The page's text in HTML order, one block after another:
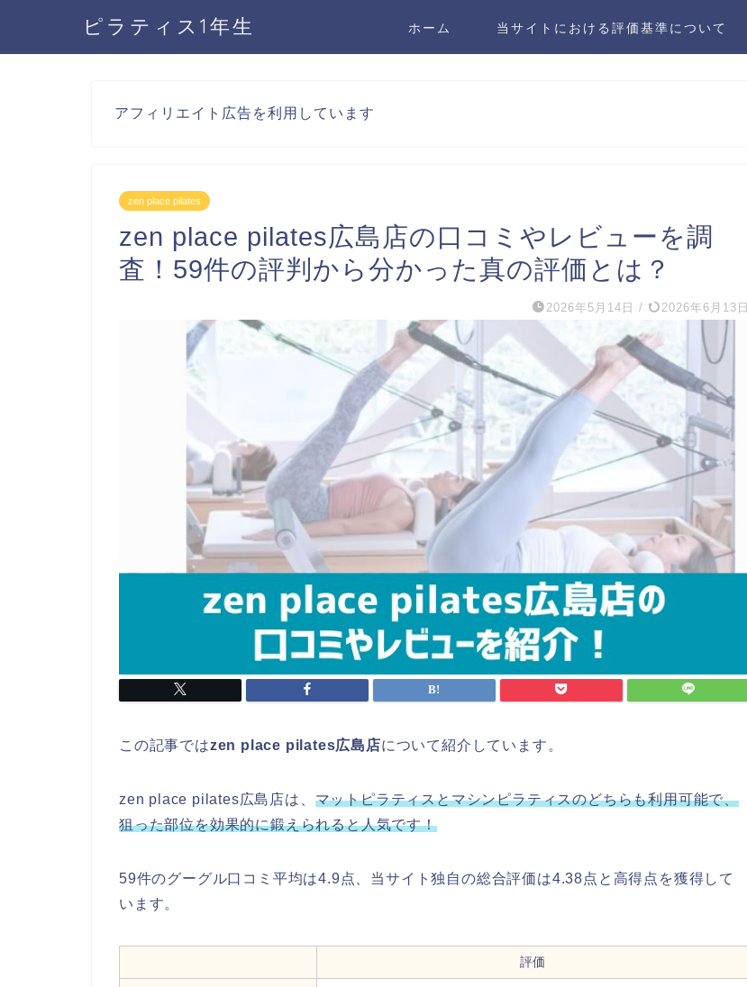
ピラティス1年生 ホーム 当サイトにおける評価基準について
アフィリエイト広告を利用しています
zen place pilates
zen place pilates広島店の口コミやレビューを調
査！59件の評判から分かった真の評価とは？
2026年5月14日 / 2026年6月13日
この記事ではzen place pilates広島店について紹介しています。
zen place pilates広島店は、 マットピラティスとマシンピラティスのどちらも利用可能で、
狙った部位を効果的に鍛えられると人気です！
59件のグーグル口コミ平均は4.9点、当サイト独自の総合評価は4.38点と高得点を獲得して
います。
評価